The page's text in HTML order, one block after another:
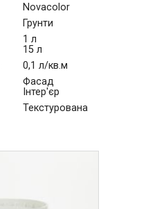
Novacolor
Грунти
1 л
15 л
0,1 л/кв.м
Фасад
Інтер'єр
Текстурована